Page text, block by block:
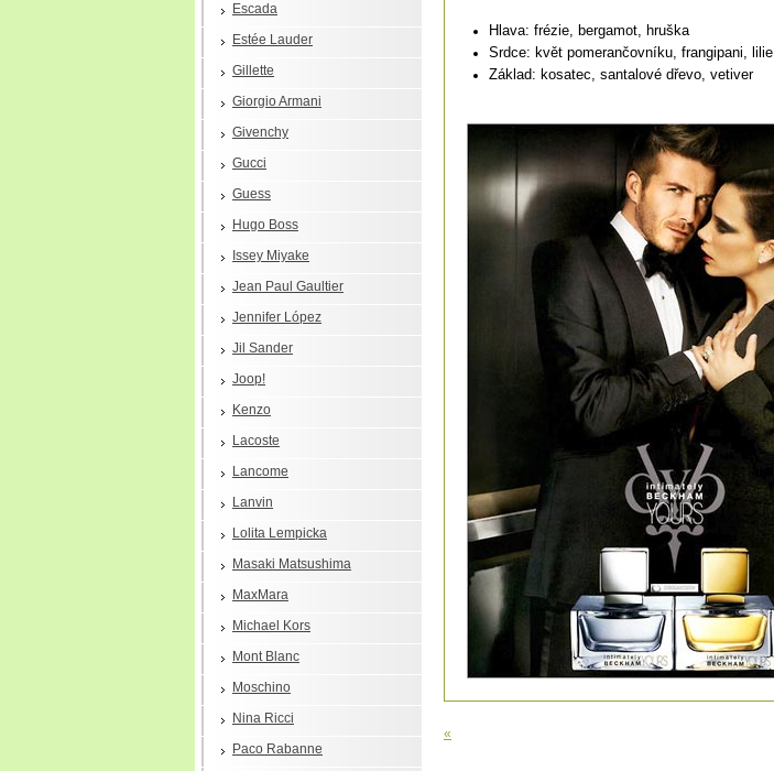
Escada
Estée Lauder
Gillette
Giorgio Armani
Givenchy
Gucci
Guess
Hugo Boss
Issey Miyake
Jean Paul Gaultier
Jennifer López
Jil Sander
Joop!
Kenzo
Lacoste
Lancome
Lanvin
Lolita Lempicka
Masaki Matsushima
MaxMara
Michael Kors
Mont Blanc
Moschino
Nina Ricci
Paco Rabanne
Hlava: frézie, bergamot, hruška
Srdce: květ pomerančovníku, frangipani, lilie
Základ: kosatec, santalové dřevo, vetiver
«